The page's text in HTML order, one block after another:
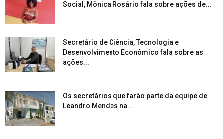
Social, Mônica Rosário fala sobre ações de...
Secretário de Ciência, Tecnologia e
Desenvolvimento Econômico fala sobre as
ações...
Os secretários que farão parte da equipe de
Leandro Mendes na...